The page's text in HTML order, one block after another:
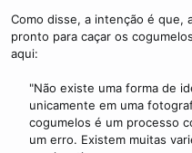
Como disse, a intenção é que,
pronto para caçar os
aqui:
"Não existe uma forma de
unicamente em uma
cogumelos é um processo
um erro. Existem muitas